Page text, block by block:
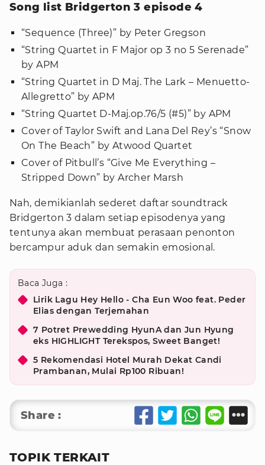
Song list Bridgerton 3 episode 4
“Sequence (Three)” by Peter Gregson
“String Quartet in F Major op 3 no 5 Serenade”
by APM
“String Quartet in D Maj. The Lark – Menuetto-
Allegretto” by APM
“String Quartet D-Maj.op.76/5 (#5)” by APM
Cover of Taylor Swift and Lana Del Rey’s “Snow
On The Beach” by Atwood Quartet
Cover of Pitbull’s “Give Me Everything –
Stripped Down” by Archer Marsh
Nah, demikianlah sederet daftar soundtrack
Bridgerton 3 dalam setiap episodenya yang
tentunya akan membuat perasaan penonton
bercampur aduk dan semakin emosional.
Baca Juga :
Lirik Lagu Hey Hello - Cha Eun Woo feat. Peder
Elias dengan Terjemahan
7 Potret Prewedding HyunA dan Jun Hyung
eks HIGHLIGHT Terekspos, Sweet Banget!
5 Rekomendasi Hotel Murah Dekat Candi
Prambanan, Mulai Rp100 Ribuan!
Share :
TOPIK TERKAIT